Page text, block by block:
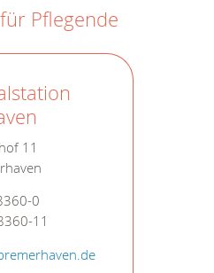
Pflegende
11
0
11